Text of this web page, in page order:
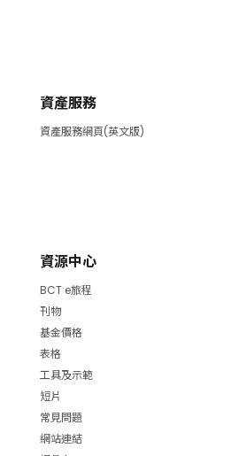
資產服務
資產服務網頁(英文版)
資源中心
BCT e旅程
刊物
基金價格
表格
工具及示範
短片
常見問題
網站連結